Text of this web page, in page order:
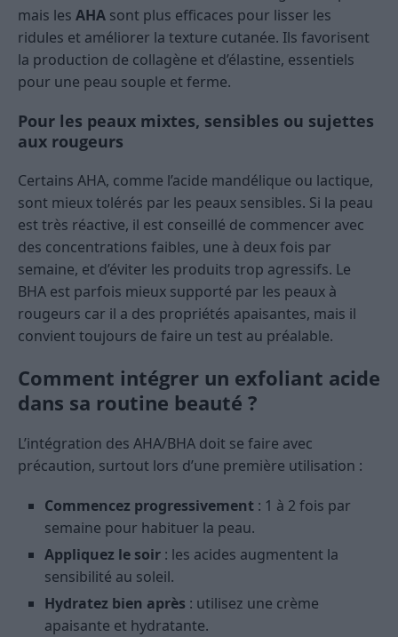
mais les AHA sont plus efficaces pour lisser les
ridules et améliorer la texture cutanée. Ils favorisent
la production de collagène et d’élastine, essentiels
pour une peau souple et ferme.
Pour les peaux mixtes, sensibles ou sujettes
aux rougeurs
Certains AHA, comme l’acide mandélique ou lactique,
sont mieux tolérés par les peaux sensibles. Si la peau
est très réactive, il est conseillé de commencer avec
des concentrations faibles, une à deux fois par
semaine, et d’éviter les produits trop agressifs. Le
BHA est parfois mieux supporté par les peaux à
rougeurs car il a des propriétés apaisantes, mais il
convient toujours de faire un test au préalable.
Comment intégrer un exfoliant acide
dans sa routine beauté ?
L’intégration des AHA/BHA doit se faire avec
précaution, surtout lors d’une première utilisation :
Commencez progressivement : 1 à 2 fois par
semaine pour habituer la peau.
Appliquez le soir : les acides augmentent la
sensibilité au soleil.
Hydratez bien après : utilisez une crème
apaisante et hydratante.